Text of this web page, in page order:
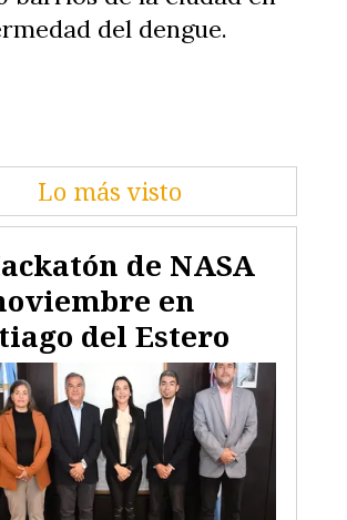
del dengue.
Lo más visto
de NASA
en
del Estero